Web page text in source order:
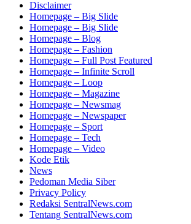
Disclaimer
Homepage – Big Slide
Homepage – Big Slide
Homepage – Blog
Homepage – Fashion
Homepage – Full Post Featured
Homepage – Infinite Scroll
Homepage – Loop
Homepage – Magazine
Homepage – Newsmag
Homepage – Newspaper
Homepage – Sport
Homepage – Tech
Homepage – Video
Kode Etik
News
Pedoman Media Siber
Privacy Policy
Redaksi SentralNews.com
Tentang SentralNews.com